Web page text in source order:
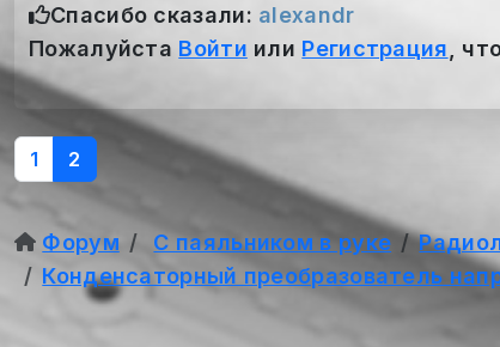
Спасибо сказали: alexandr
Пожалуйста Войти или Регистрация ,
1 2
Форум
С паяльником в руке
Конденсаторный преобразователь